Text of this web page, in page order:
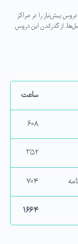
كه دروس پیش‌نیاز را در مراكز
از گذراندن این دروس
ساعت
۶۰۸
۳۵۲
۷۰۴
۱۶۶۴